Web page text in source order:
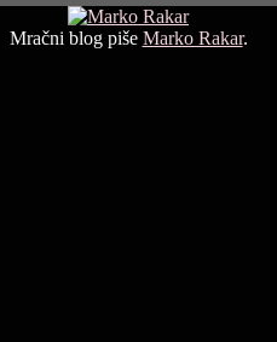
Mračni blog piše Marko Rakar.